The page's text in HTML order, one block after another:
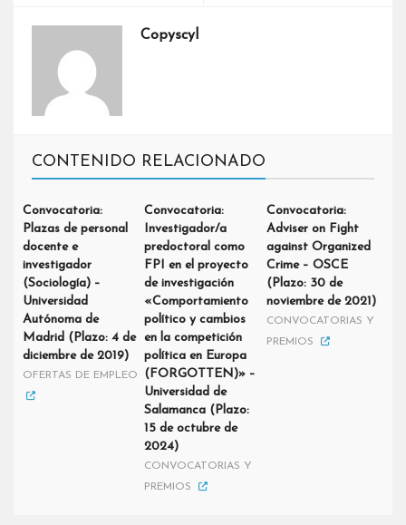
Copyscyl
CONTENIDO RELACIONADO
Convocatoria:
Plazas de personal
docente e
investigador
(Sociología) –
Universidad
Autónoma de
Madrid (Plazo: 4 de
diciembre de 2019)
OFERTAS DE EMPLEO
Convocatoria:
Investigador/a
predoctoral como
FPI en el proyecto
de investigación
«Comportamiento
político y cambios
en la competición
política en Europa
(FORGOTTEN)» –
Universidad de
Salamanca (Plazo:
15 de octubre de
2024)
CONVOCATORIAS Y
PREMIOS
Convocatoria:
Adviser on Fight
against Organized
Crime – OSCE
(Plazo: 30 de
noviembre de 2021)
CONVOCATORIAS Y
PREMIOS